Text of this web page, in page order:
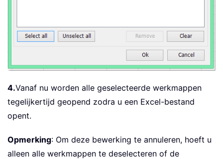
4.Vanaf nu worden alle geselecteerde werkmappen
tegelijkertijd geopend zodra u een Excel-bestand
opent.
Opmerking: Om deze bewerking te annuleren, hoeft u
alleen alle werkmappen te deselecteren of de